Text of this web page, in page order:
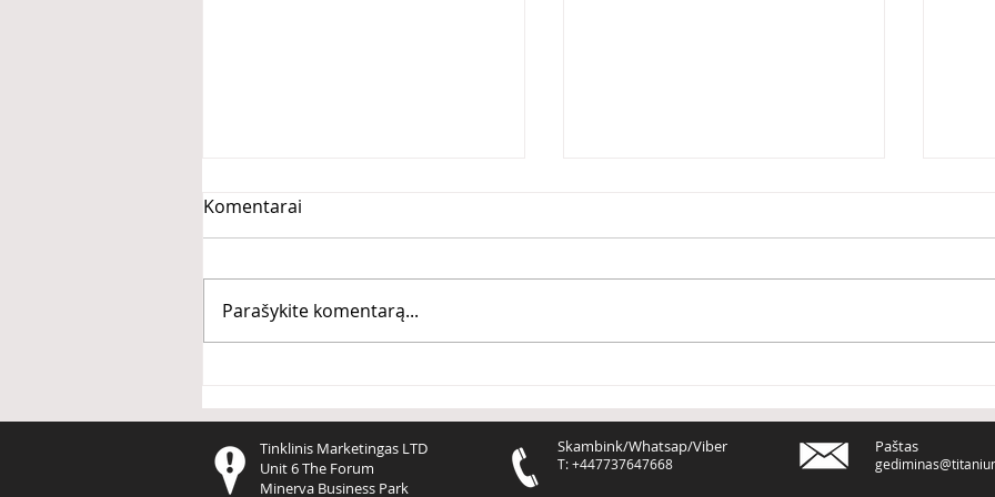
Bryant, Michael Jordan ir
Cristiano Ronaldo?
tau priklausytų
Komentarai
Parašykite komentarą...
Tinklinis Marketingas LTD
Unit 6 The Forum
Minerva Business Park
Skambink/Whatsap/Viber
T: +447737647668
Paštas